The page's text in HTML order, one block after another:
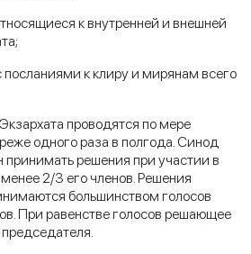
к внутренней и внешней
к клиру и мирянам всего
проводятся по мере
одного раза в полгода. Синод
принимать решения при участии в
2/3 его членов. Решения
большинством голосов
При равенстве голосов решающее